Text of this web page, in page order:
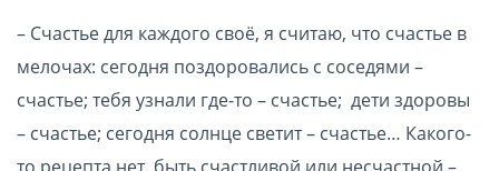
– Счастье для каждого своё, я считаю, что счастье в
мелочах: сегодня поздоровались с соседями –
счастье; тебя узнали где-то – счастье; дети здоровы
– счастье; сегодня солнце светит – счастье… Какого-